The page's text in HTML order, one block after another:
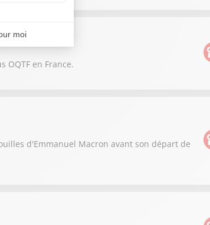
OQTF en France.
d'Emmanuel Macron avant son départ de